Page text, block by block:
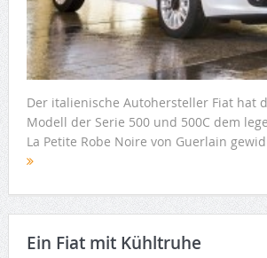
Der italienische Autohersteller Fiat hat
Modell der Serie 500 und 500C dem
La Petite Robe Noire von Guerlain
Ein Fiat mit Kühltruhe